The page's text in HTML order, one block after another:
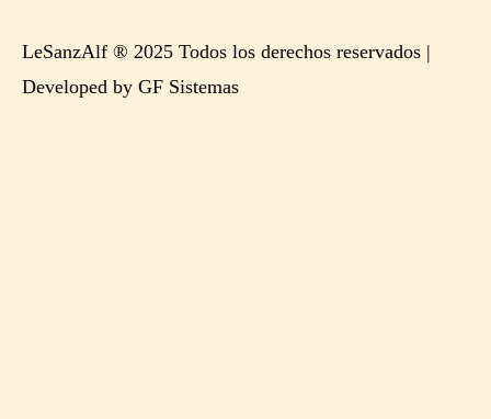
LeSanzAlf ® 2025 Todos los derechos reservados |
Developed by GF Sistemas